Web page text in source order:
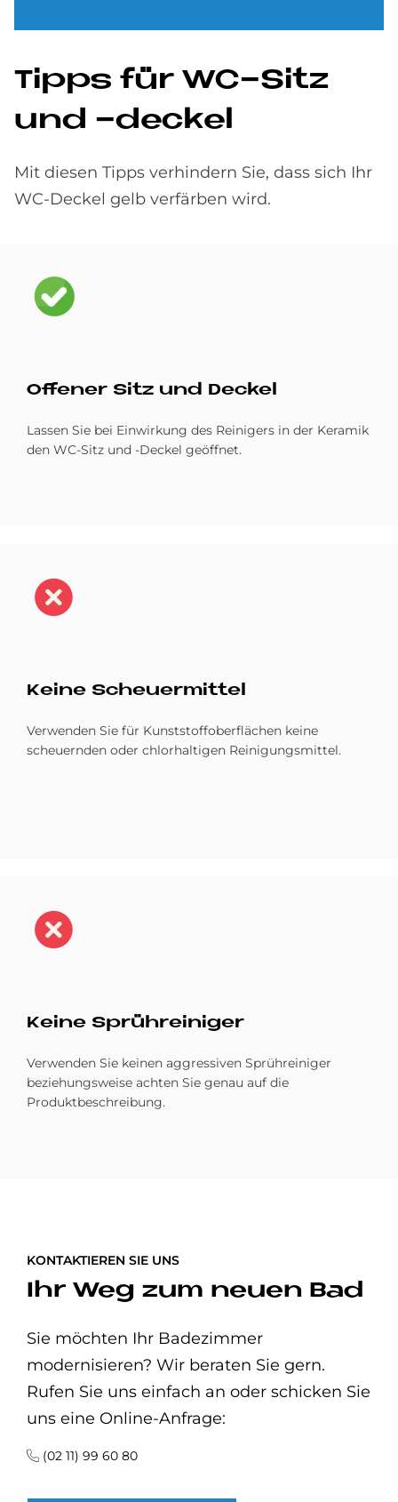
Tipps für WC-Sitz
und -deckel
Mit diesen Tipps verhindern Sie, dass sich Ihr
WC-Deckel gelb verfärben wird.
Bild
Of­fe­ner Sitz und Deckel
Lassen Sie bei Einwirkung des Reinigers in der Keramik
den WC-Sitz und -Deckel geöffnet.
Bild
Kei­ne Scheu­er­mit­tel
Verwenden Sie für Kunststoff­oberflächen keine
scheuern­den oder chlor­haltigen Reinigungs­mittel.
Bild
Kei­ne Sprüh­rei­ni­ger
Verwenden Sie keinen aggressiven Sprühreiniger
beziehungsweise achten Sie genau auf die
Produktbeschreibung.
KONTAKTIEREN SIE UNS
Ihr Weg zum neuen Bad
Sie möchten Ihr Badezimmer
modernisieren? Wir beraten Sie gern.
Rufen Sie uns einfach an oder schicken Sie
uns eine Online-Anfrage:
(02 11) 99 60 80